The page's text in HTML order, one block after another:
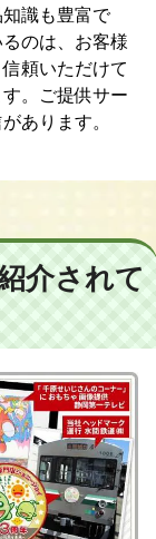
識も豊富で
のは、お客様
頼いただけて
。ご提供サー
あります。
介されて